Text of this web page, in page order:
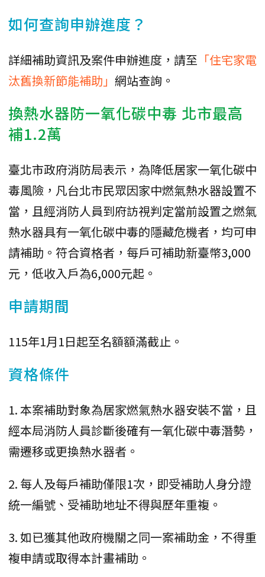
如何查詢申辦進度？
詳細補助資訊及案件申辦進度，請至 「住宅家電
汰舊換新節能補助」 網站查詢。
換熱水器防一氧化碳中毒 北市最高
補1.2萬
臺北市政府消防局表示，為降低居家一氧化碳中
毒風險，凡台北市民眾因家中燃氣熱水器設置不
當，且經消防人員到府訪視判定當前設置之燃氣
熱水器具有一氧化碳中毒的隱藏危機者，均可申
請補助。符合資格者，每戶可補助新臺幣3,000
元，低收入戶為6,000元起。
申請期間
115年1月1日起至名額額滿截止。
資格條件
1. 本案補助對象為居家燃氣熱水器安裝不當，且
經本局消防人員診斷後確有一氧化碳中毒潛勢，
需遷移或更換熱水器者。
2. 每人及每戶補助僅限1次，即受補助人身分證
統一編號、受補助地址不得與歷年重複。
3. 如已獲其他政府機關之同一案補助金，不得重
複申請或取得本計畫補助。